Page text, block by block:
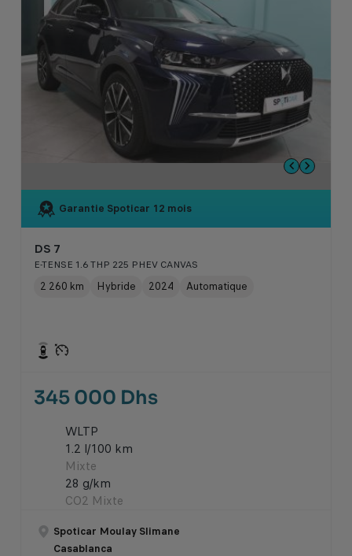
Garantie Spoticar 12 mois
DS 7
E-TENSE 1.6 THP 225 PHEV CANVAS
2 260 km Hybride 2024 Automatique
345 000 Dhs
WLTP
1.2 l/100 km
Mixte
28 g/km
CO2 Mixte
Spoticar Moulay Slimane
Casablanca